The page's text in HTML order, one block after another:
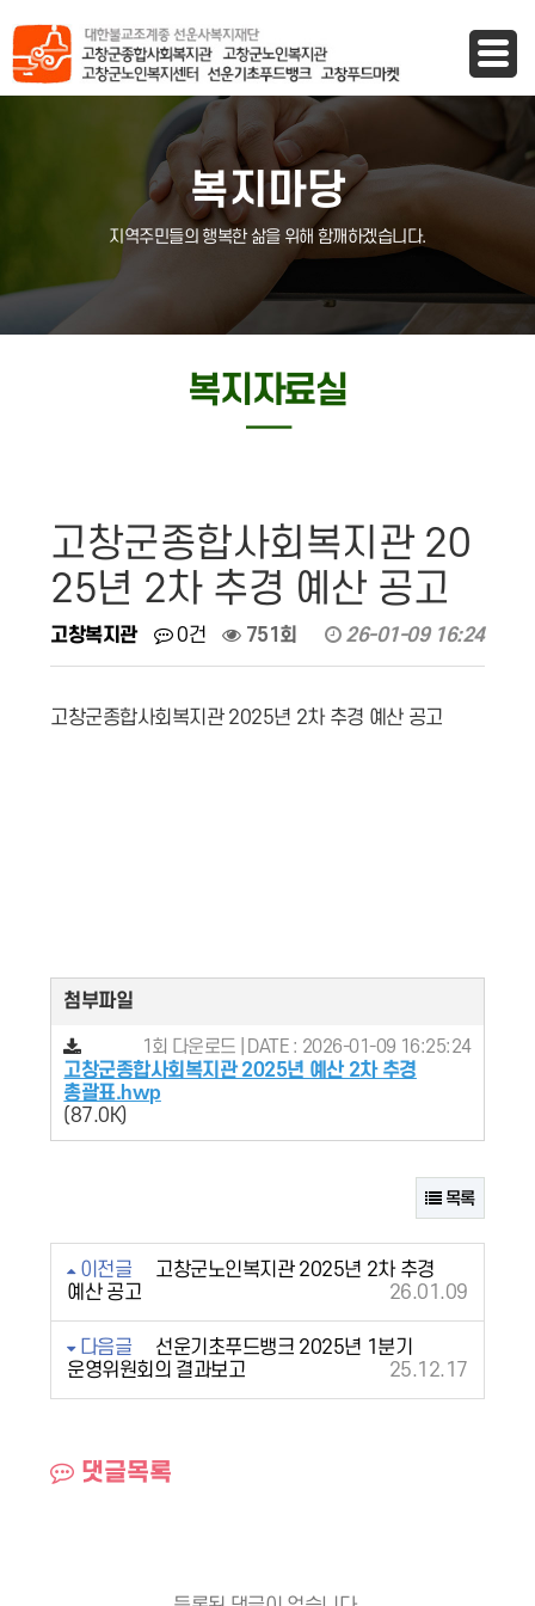
복지마당
지역주민들의 행복한 삶을 위해 함깨하겠습니다.
복지자료실
─
고창군종합사회복지관 20
25년 2차 추경 예산 공고
고창복지관 0건 751회 26-01-09 16:24
고창군종합사회복지관 2025년 2차 추경 예산 공고
첨부파일
고창군종합사회복지관 2025년 예산 2차 추경
총괄표.hwp
(87.0K)
1회 다운로드 | DATE : 2026-01-09 16:25:24
목록
이전글
고창군노인복지관 2025년 2차 추경
예산 공고
26.01.09
다음글
선운기초푸드뱅크 2025년 1분기
운영위원회의 결과보고
25.12.17
댓글목록